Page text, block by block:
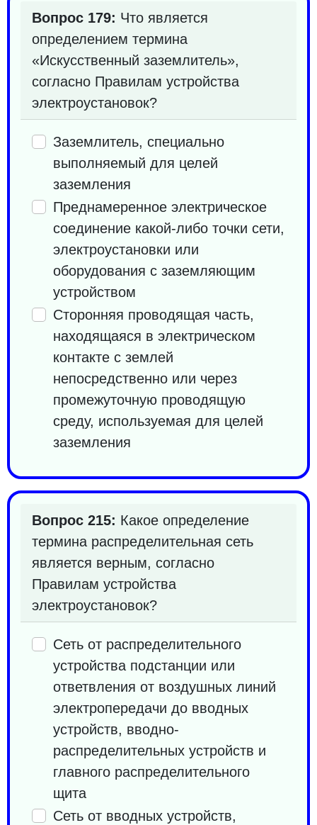
Вопрос 179: Что является
определением термина
«Искусственный заземлитель»,
согласно Правилам устройства
электроустановок?
Заземлитель, специально
выполняемый для целей
заземления
Преднамеренное электрическое
соединение какой-либо точки сети,
электроустановки или
оборудования с заземляющим
устройством
Сторонняя проводящая часть,
находящаяся в электрическом
контакте с землей
непосредственно или через
промежуточную проводящую
среду, используемая для целей
заземления
Вопрос 215: Какое определение
термина распределительная сеть
является верным, согласно
Правилам устройства
электроустановок?
Сеть от распределительного
устройства подстанции или
ответвления от воздушных линий
электропередачи до вводных
устройств, вводно-
распределительных устройств и
главного распределительного
щита
Сеть от вводных устройств,